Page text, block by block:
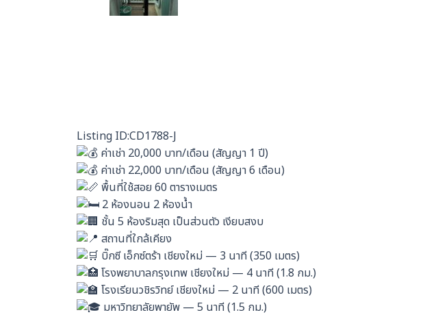
Listing ID:CD1788-J
ค่าเช่า 20,000 บาท/เดือน (สัญญา 1 ปี)
ค่าเช่า 22,000 บาท/เดือน (สัญญา 6 เดือน)
พื้นที่ใช้สอย 60 ตารางเมตร
2 ห้องนอน 2 ห้องน้ำ
ชั้น 5 ห้องริมสุด เป็นส่วนตัว เงียบสงบ
สถานที่ใกล้เคียง
บิ๊กซี เอ็กซ์ตร้า เชียงใหม่ — 3 นาที (350 เมตร)
โรงพยาบาลกรุงเทพ เชียงใหม่ — 4 นาที (1.8 กม.)
โรงเรียนวชิรวิทย์ เชียงใหม่ — 2 นาที (600 เมตร)
มหาวิทยาลัยพายัพ — 5 นาที (1.5 กม.)